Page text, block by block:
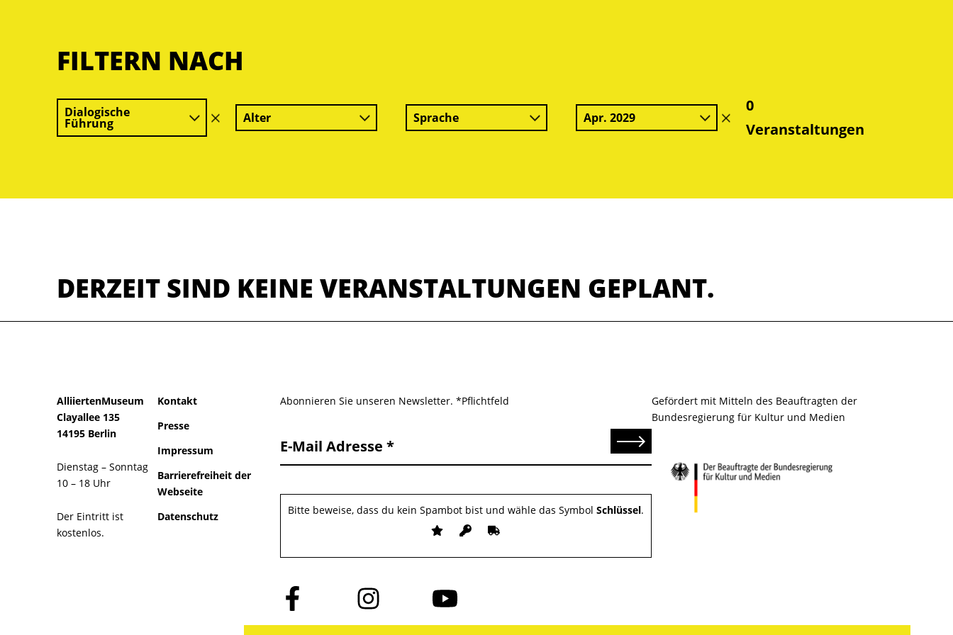
FILTERN NACH
Dialogische
Führung
Filter
löschen
Alter Sprache Apr. 2029
Filter
löschen
0
Veranstaltungen
DERZEIT SIND KEINE VERANSTALTUNGEN GEPLANT.
AlliiertenMuseum
Clayallee 135
14195 Berlin
Dienstag – Sonntag
10 – 18 Uhr
Der Eintritt ist
kostenlos.
Kontakt
Presse
Impressum
Barrierefreiheit der
Webseite
Datenschutz
Abonnieren Sie unseren Newsletter. *Pflichtfeld
E-Mail Adresse Senden
Bitte beweise, dass du kein Spambot bist und wähle das Symbol Schlüssel.
Folge
uns
auf
Folge
uns
auf
Folge
uns
auf
Gefördert mit Mitteln des Beauftragten der
Bundesregierung für Kultur und Medien